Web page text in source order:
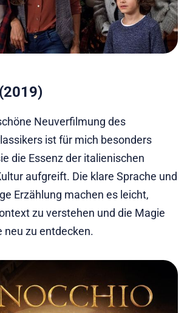
Neuverfilmung des
ist für mich besonders
die Essenz der italienischen
aufgreift. Die klare Sprache und
Erzählung machen es leicht,
zu verstehen und die Magie
neu zu entdecken.